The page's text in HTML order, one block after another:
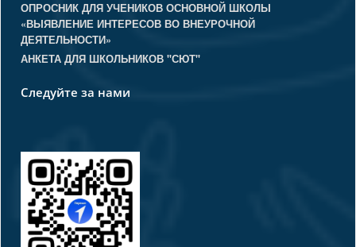
ОПРОСНИК ДЛЯ УЧЕНИКОВ ОСНОВНОЙ ШКОЛЫ
«ВЫЯВЛЕНИЕ ИНТЕРЕСОВ ВО ВНЕУРОЧНОЙ
ДЕЯТЕЛЬНОСТИ»
АНКЕТА ДЛЯ ШКОЛЬНИКОВ "СЮТ"
Следуйте за нами